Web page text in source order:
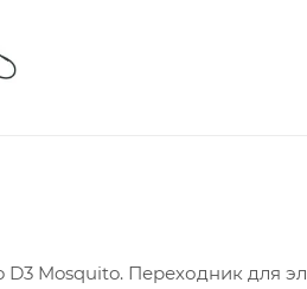
Mosquito. Переходник для